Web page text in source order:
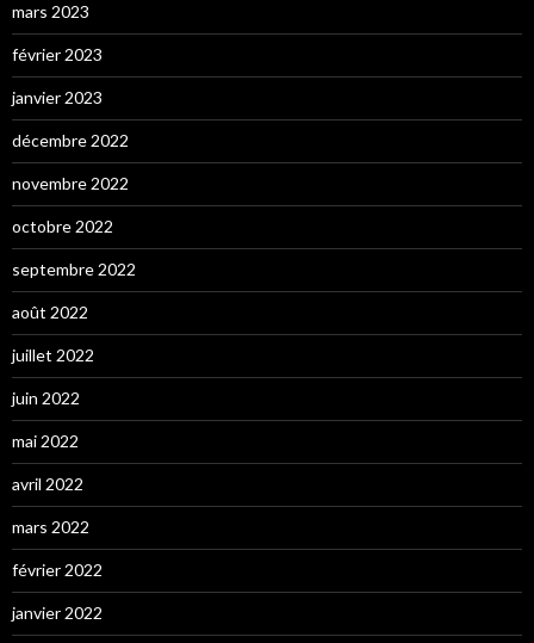
mars 2023
février 2023
janvier 2023
décembre 2022
novembre 2022
octobre 2022
septembre 2022
août 2022
juillet 2022
juin 2022
mai 2022
avril 2022
mars 2022
février 2022
janvier 2022